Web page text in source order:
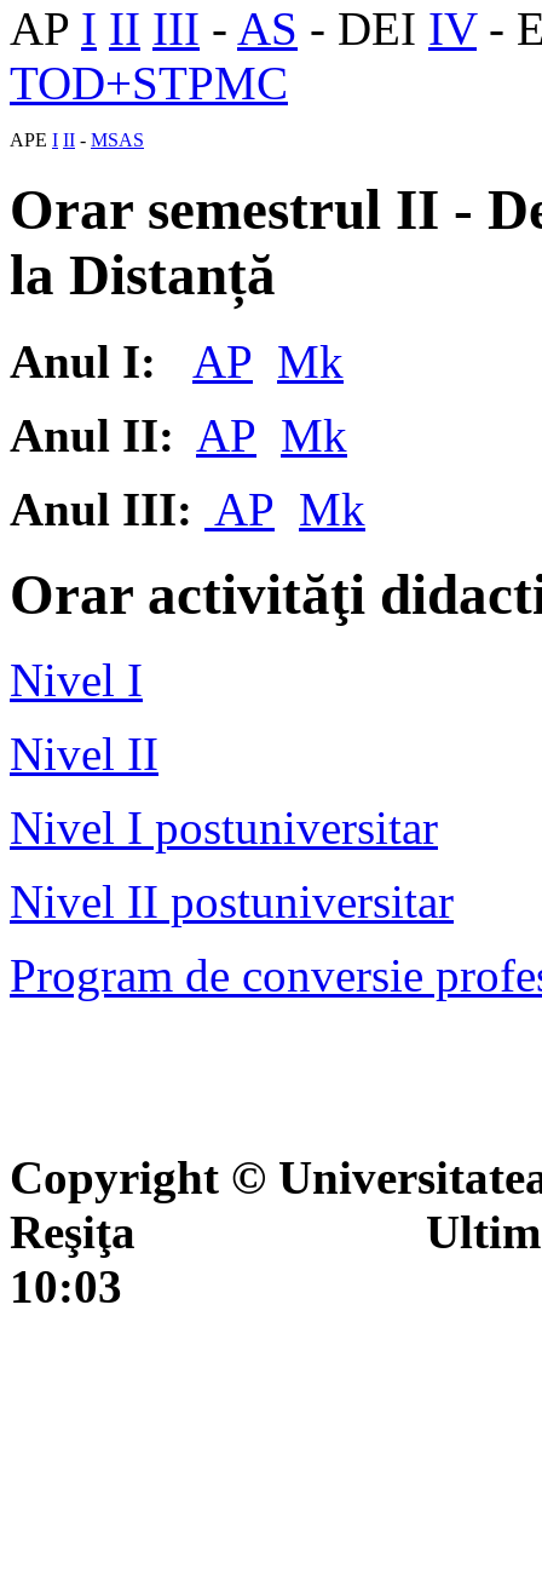
AP I II III - AS - DEI IV-
TOD+STPMC
APE I II - MSAS
Orar semestrul II -
la Distanță
Anul I: AP Mk
Anul II: AP Mk
Anul III: AP Mk
Orar activităţi
Nivel I
Nivel II
Nivel I postuniversitar
Nivel II postuniversitar
Program de conversie
Copyright ©
Reşiţa Ultima
10:03